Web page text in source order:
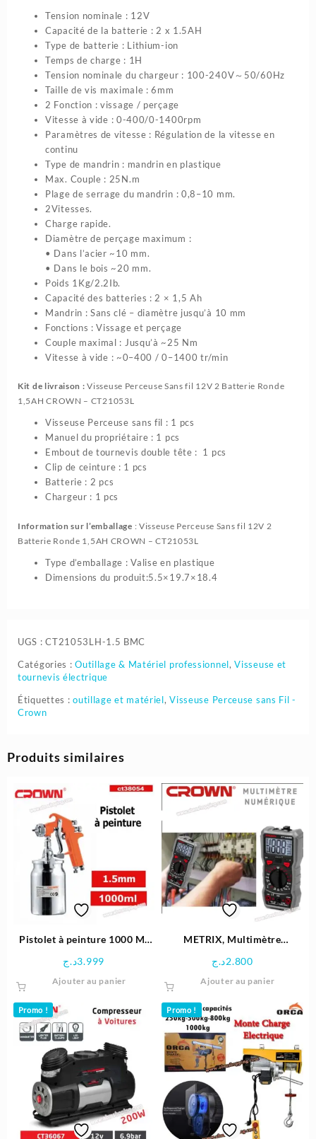
Tension nominale : 12V
Capacité de la batterie : 2 x 1.5AH
Type de batterie : Lithium-ion
Temps de charge : 1H
Tension nominale du chargeur : 100-240V～50/60Hz
Taille de vis maximale : 6mm
2 Fonction : vissage / perçage
Vitesse à vide : 0-400/0-1400rpm
Paramètres de vitesse : Régulation de la vitesse en
continu
Type de mandrin : mandrin en plastique
Max. Couple : 25N.m
Plage de serrage du mandrin : 0,8–10 mm.
2Vitesses.
Charge rapide.
Diamètre de perçage maximum :
• Dans l’acier ~10 mm.
• Dans le bois ~20 mm.
Poids 1Kg/2.2Ib.
Capacité des batteries : 2 × 1,5 Ah
Mandrin : Sans clé – diamètre jusqu’à 10 mm
Fonctions : Vissage et perçage
Couple maximal : Jusqu’à ~25 Nm
Vitesse à vide : ~0–400 / 0–1400 tr/min
Kit de livraison : Visseuse Perceuse Sans fil 12V 2 Batterie Ronde
1,5AH CROWN – CT21053L
Visseuse Perceuse sans fil : 1 pcs
Manuel du propriétaire : 1 pcs
Embout de tournevis double tête : 1 pcs
Clip de ceinture : 1 pcs
Batterie : 2 pcs
Chargeur : 1 pcs
Information sur l’emballage : Visseuse Perceuse Sans fil 12V 2
Batterie Ronde 1,5AH CROWN – CT21053L
Type d’emballage : Valise en plastique
Dimensions du produit:5.5×19.7×18.4
UGS :CT21053LH-1.5 BMC
Catégories :Outillage & Matériel professionnel,Visseuse et
tournevis électrique
Étiquettes :outillage et matériel,Visseuse Perceuse sans Fil -
Crown
Produits similaires
Pistolet à peinture 1000 Ml
3.999د.ج
Ajouter au panier
METRIX, Multimètre
Crown
2.800د.ج
Ajouter au panier
Promo ! Promo !